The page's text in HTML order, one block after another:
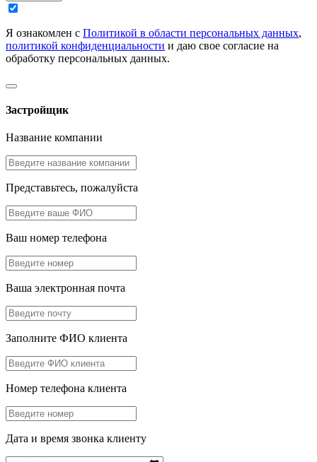
Я ознакомлен с Политикой в области персональных данных,
политикой конфиденциальности и даю свое согласие на
обработку персональных данных.
Застройщик
Название компании
Представьтесь, пожалуйста
Ваш номер телефона
Ваша электронная почта
Заполните ФИО клиента
Номер телефона клиента
Дата и время звонка клиенту